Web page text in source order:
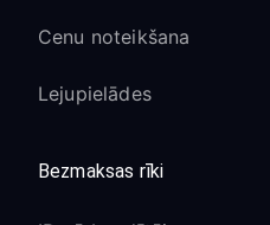
Cenu noteikšana
Lejupielādes
Bezmaksas rīki